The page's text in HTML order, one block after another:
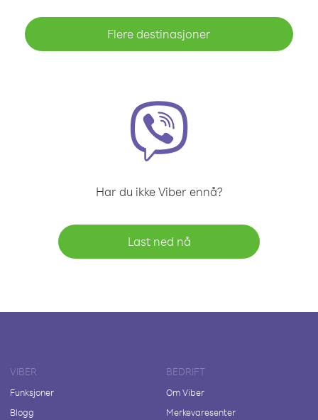
Flere destinasjoner
Har du ikke Viber ennå?
Last ned nå
VIBER
Funksjoner
Blogg
BEDRIFT
Om Viber
Merkevaresenter